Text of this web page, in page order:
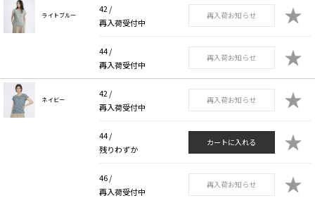
ライトブルー
42 /
再入荷受付中
再入荷お知らせ ★
44 /
再入荷受付中
再入荷お知らせ ★
ネイビー
42 /
再入荷受付中
再入荷お知らせ ★
44 /
残りわずか
カートに入れる ★
46 /
再入荷受付中
再入荷お知らせ ★